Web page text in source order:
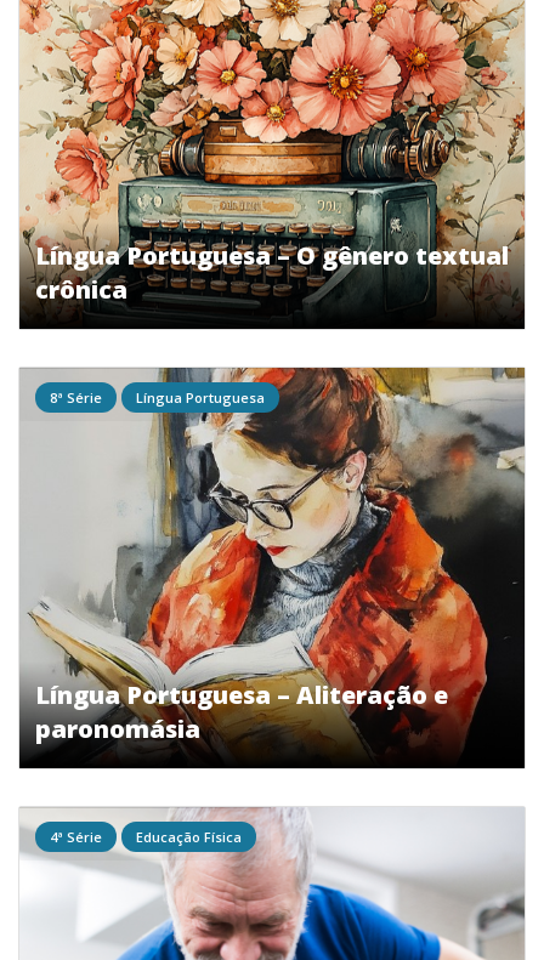
Língua Portuguesa – O gênero textual
crônica
Língua Portuguesa – Aliteração e
paronomásia
8ª Série Língua Portuguesa
4ª Série Educação Física